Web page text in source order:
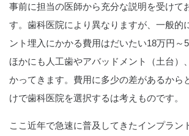
事前に担当の医師から充分な説明を受けて
す。歯科医院により異なりますが、一般的
ント埋入にかかる費用はだいたい18万円～
ほかにも人工歯やアバッドメント（土台）
かってきます。費用に多少の差があるから
けで歯科医院を選択するは考えものです。
ここ近年で急速に普及してきたインプラン